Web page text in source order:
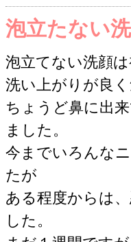
泡立たない
泡立てない洗顔
洗い上がりが良
ちょうど鼻に出
ました。
今までいろんな
たが
ある程度からは
した。